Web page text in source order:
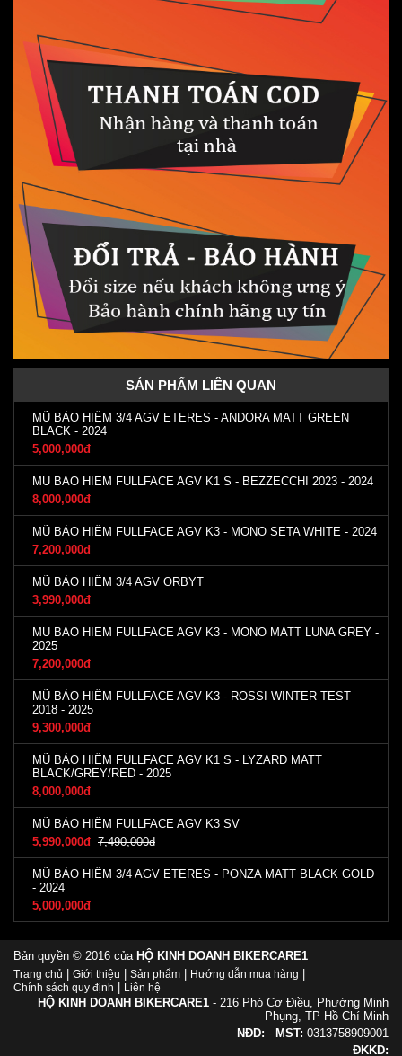
SẢN PHẨM LIÊN QUAN
MŨ BẢO HIỂM 3/4 AGV ETERES - ANDORA MATT GREEN
BLACK - 2024
5,000,000đ
MŨ BẢO HIỂM FULLFACE AGV K1 S - BEZZECCHI 2023 - 2024
8,000,000đ
MŨ BẢO HIỂM FULLFACE AGV K3 - MONO SETA WHITE - 2024
7,200,000đ
MŨ BẢO HIỂM 3/4 AGV ORBYT
3,990,000đ
MŨ BẢO HIỂM FULLFACE AGV K3 - MONO MATT LUNA GREY -
2025
7,200,000đ
MŨ BẢO HIỂM FULLFACE AGV K3 - ROSSI WINTER TEST
2018 - 2025
9,300,000đ
MŨ BẢO HIỂM FULLFACE AGV K1 S - LYZARD MATT
BLACK/GREY/RED - 2025
8,000,000đ
MŨ BẢO HIỂM FULLFACE AGV K3 SV
5,990,000đ 7,490,000đ
MŨ BẢO HIỂM 3/4 AGV ETERES - PONZA MATT BLACK GOLD
- 2024
5,000,000đ
Bản quyền © 2016 của HỘ KINH DOANH BIKERCARE1
Trang chủ Giới thiệu Sản phẩm Hướng dẫn mua hàng
Chính sách quy định Liên hệ
HỘ KINH DOANH BIKERCARE1 - 216 Phó Cơ Điều, Phường Minh
Phụng, TP Hồ Chí Minh
NĐD: - MST: 0313758909001
ĐKKD: